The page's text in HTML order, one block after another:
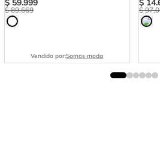
$ 59.999
$ 89.669
Vendido por:Somos moda
$ 14.
$ 97.